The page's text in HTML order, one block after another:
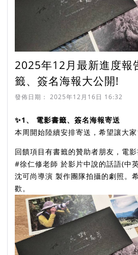
2025年12月最新進度
籤、簽名海報大公開!
發佈日期： 2025年12月16日 16:32
✨️1、 電影書籤、簽名海報寄送
本周開始陸續安排寄送，希望讓大家
回饋項目有書籤的贊助者朋友，電
#徐仁修老師 於影片中說的話語(中
沈可尚導演 製作團隊拍攝的劇照。
歡。